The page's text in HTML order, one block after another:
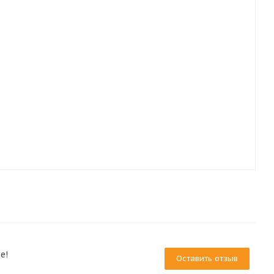
Оставить отзыв